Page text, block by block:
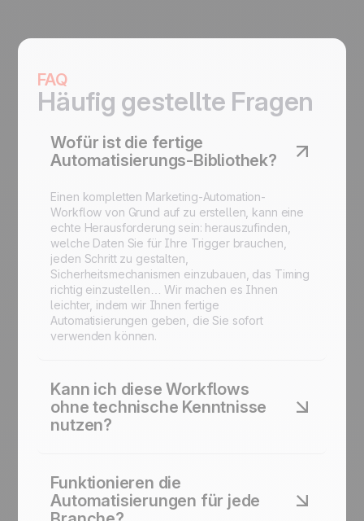
FAQ
Häufig gestellte Fragen
Wofür ist die fertige
Automatisierungs-Bibliothek?
Einen kompletten Marketing-Automation-
Workflow von Grund auf zu erstellen, kann eine
echte Herausforderung sein: herauszufinden,
welche Daten Sie für Ihre Trigger brauchen,
jeden Schritt zu gestalten,
Sicherheitsmechanismen einzubauen, das Timing
richtig einzustellen… Wir machen es Ihnen
leichter, indem wir Ihnen fertige
Automatisierungen geben, die Sie sofort
verwenden können.
Kann ich diese Workflows
ohne technische Kenntnisse
nutzen?
sie mit nur wenigen Klicks in der Plattform
gestartet werden kann. Kein Code erforderlich.
Funktionieren die
Automatisierungen für jede